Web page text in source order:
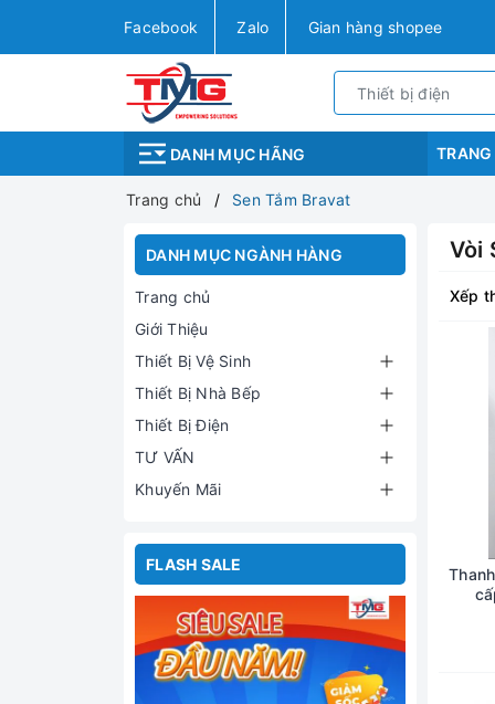
Facebook Zalo Gian hàng shopee
DANH MỤC HÃNG TRANG
Trang chủ Sen Tắm Bravat
DANH MỤC NGÀNH HÀNG
Trang chủ
Giới Thiệu
Thiết Bị Vệ Sinh
Thiết Bị Nhà Bếp
Thiết Bị Điện
TƯ VẤN
Khuyến Mãi
FLASH SALE
Vòi
Xếp